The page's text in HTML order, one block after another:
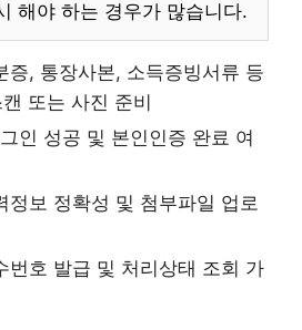
해야 하는 경우가 많습니다.
증, 통장사본, 소득증빙서류 등
또는 사진 준비
인 성공 및 본인인증 완료 여
정보 정확성 및 첨부파일 업로
번호 발급 및 처리상태 조회 가